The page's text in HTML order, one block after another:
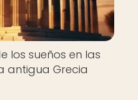
los sueños en las
antigua Grecia